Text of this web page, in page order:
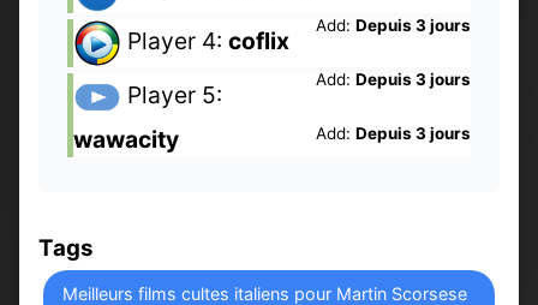
Add: Depuis 3 jours
Player 4: coflix
Add: Depuis 3 jours
Player 5:
wawacity
Add: Depuis 3 jours
Tags
Meilleurs films cultes italiens pour Martin Scorsese